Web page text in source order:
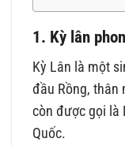
1. Kỳ lân
Kỳ Lân là một
đầu Rồng, thân
còn được gọi là
Quốc.